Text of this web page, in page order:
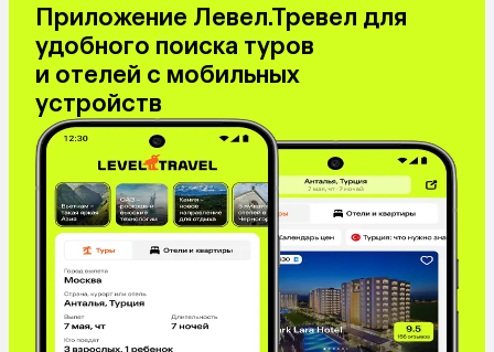
Приложение Левел.Тревел для
удобного поиска туров
и отелей с мобильных
устройств